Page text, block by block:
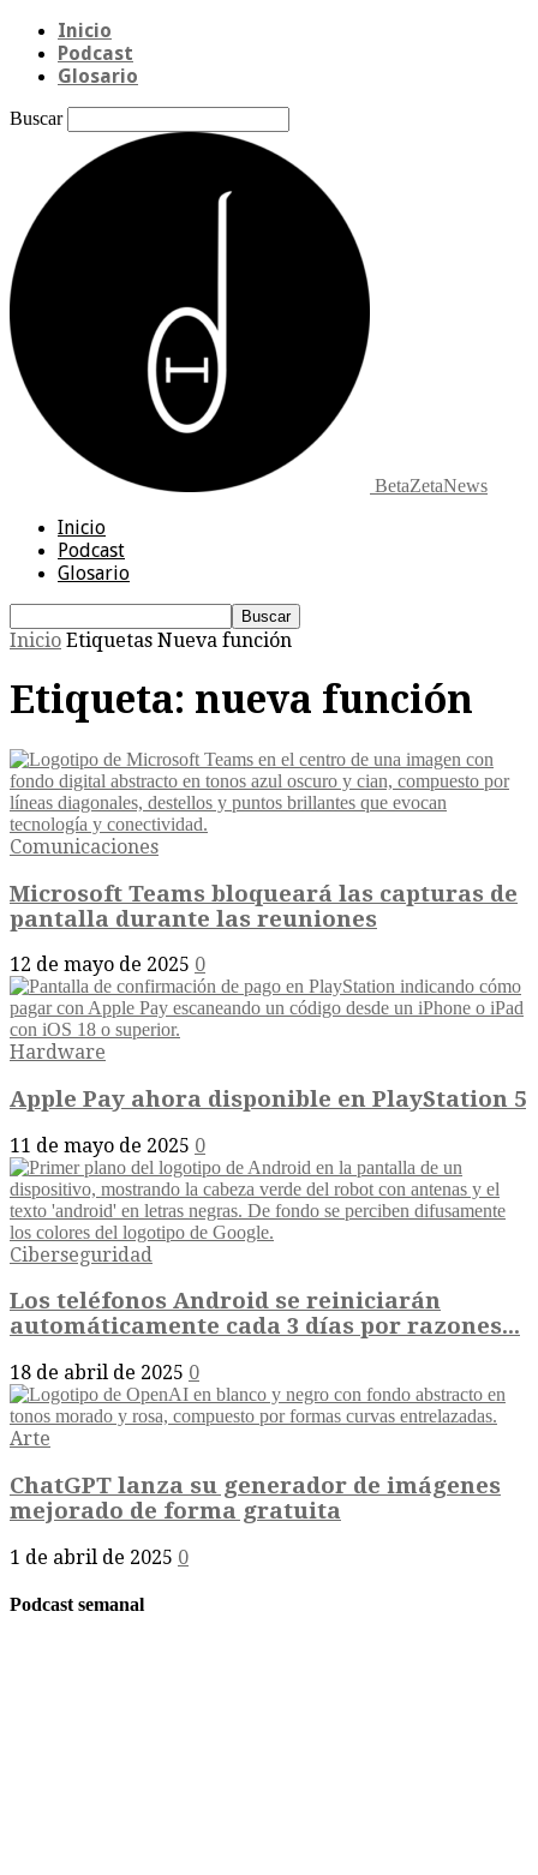
Inicio
Podcast
Glosario
Buscar
BetaZetaNews
Inicio
Podcast
Glosario
Inicio Etiquetas Nueva función
Etiqueta: nueva función
Comunicaciones
Microsoft Teams bloqueará las capturas de
pantalla durante las reuniones
12 de mayo de 2025 0
Hardware
Apple Pay ahora disponible en PlayStation 5
11 de mayo de 2025 0
Ciberseguridad
Los teléfonos Android se reiniciarán
automáticamente cada 3 días por razones...
18 de abril de 2025 0
Arte
ChatGPT lanza su generador de imágenes
mejorado de forma gratuita
1 de abril de 2025 0
Podcast semanal